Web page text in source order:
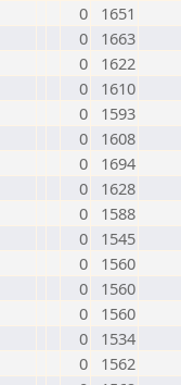
0
1651
0
1663
0
1622
0
1610
0
1593
0
1608
0
1694
0
1628
0
1588
0
1545
0
1560
0
1560
0
1560
0
1534
0
1562